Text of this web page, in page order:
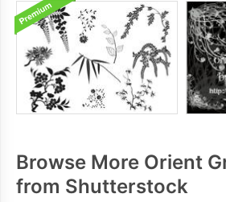
Browse More Orient
from Shutterstock